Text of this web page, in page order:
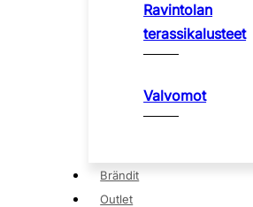
Ravintolan
terassikalusteet
Valvomot
Brändit
Outlet